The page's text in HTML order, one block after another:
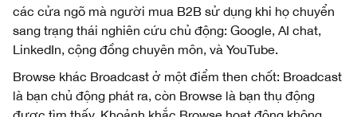
các cửa ngõ mà người mua B2B sử dụng khi họ chuyển
sang trạng thái nghiên cứu chủ động: Google, AI chat,
LinkedIn, cộng đồng chuyên môn, và YouTube.
Browse khác Broadcast ở một điểm then chốt: Broadcast
là bạn chủ động phát ra, còn Browse là bạn thụ động